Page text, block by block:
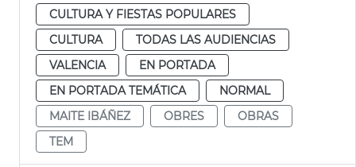
CULTURA Y FIESTAS POPULARES
CULTURA
TODAS LAS AUDIENCIAS
VALENCIA
EN PORTADA
EN PORTADA TEMÁTICA
NORMAL
MAITE IBÁÑEZ
OBRES
OBRAS
TEM